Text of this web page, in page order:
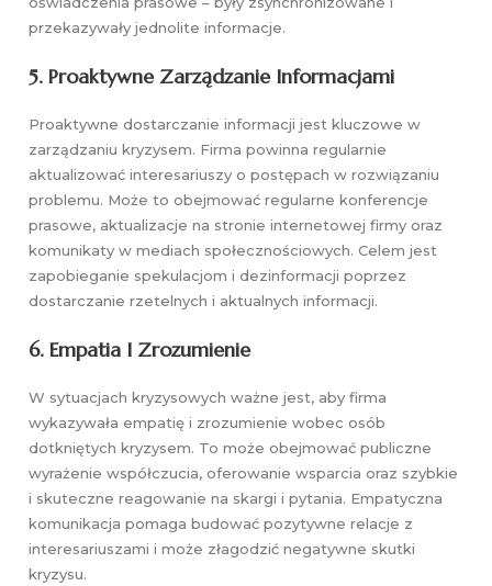
przekazywały jednolite informacje.
5. Proaktywne Zarządzanie Informacjami
Proaktywne dostarczanie informacji jest kluczowe w
zarządzaniu kryzysem. Firma powinna regularnie
aktualizować interesariuszy o postępach w rozwiązaniu
problemu. Może to obejmować regularne konferencje
prasowe, aktualizacje na stronie internetowej firmy oraz
komunikaty w mediach społecznościowych. Celem jest
zapobieganie spekulacjom i dezinformacji poprzez
dostarczanie rzetelnych i aktualnych informacji.
6. Empatia I Zrozumienie
W sytuacjach kryzysowych ważne jest, aby firma
wykazywała empatię i zrozumienie wobec osób
dotkniętych kryzysem. To może obejmować publiczne
wyrażenie współczucia, oferowanie wsparcia oraz szybkie
i skuteczne reagowanie na skargi i pytania. Empatyczna
komunikacja pomaga budować pozytywne relacje z
interesariuszami i może złagodzić negatywne skutki
kryzysu.